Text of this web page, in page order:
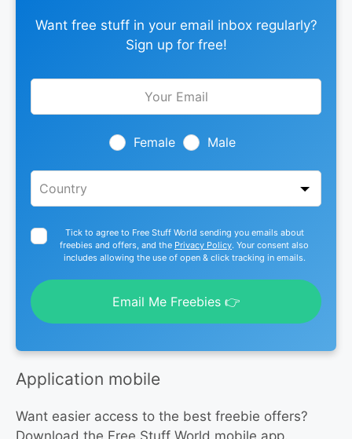
Want free stuff in your email inbox regularly?
Sign up for free!
Leave
Female Male
Tick to agree to Free Stuff World sending you emails about
freebies and offers, and the Privacy Policy. Your consent also
includes allowing the use of open & click tracking in emails.
Email Me Freebies 👉
Application mobile
Want easier access to the best freebie offers?